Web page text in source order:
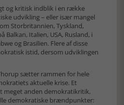
og kritisk indblik i en række
udvikling – eller især mangel
Storbritannien, Tyskland,
Balkan, Italien, USA, Rusland, i
og Brasilien. Flere af disse
istid, dersom udviklingen
sætter rammen for hele
aktuelle krise. Et
meget anden demokratikritik,
demokratiske brændpunkter: